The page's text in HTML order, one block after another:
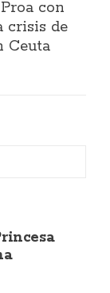
con
crisis de
Ceuta